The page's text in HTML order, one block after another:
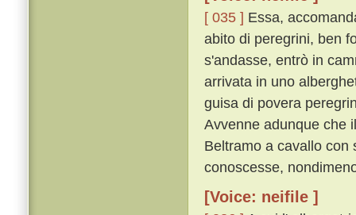
[ 035 ] Essa,
abito di peregrini, ben
s'andasse, entrò in
arrivata in uno
guisa di povera
Avvenne adunque che
Beltramo a cavallo con
conoscesse,
[Voice: neifile ]